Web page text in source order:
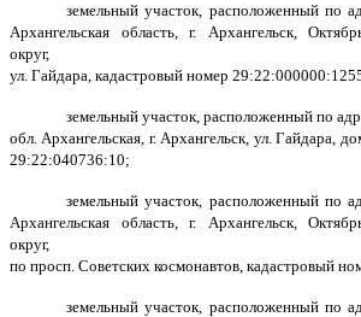
земельный участок, расположенный по
Архангельская область, г. Архангельск,
округ,
ул. Гайдара, кадастровый номер
земельный участок, расположенный по
обл. Архангельская, г. Архангельск, ул. Гайдара,
29:22:040736:10;
земельный участок, расположенный по
Архангельская область, г. Архангельск,
округ,
по просп. Советских космонавтов, кадастровый
земельный участок, расположенный по